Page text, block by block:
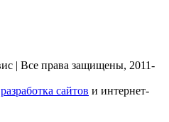
| Все права защищены, 2011-
разработка сайтов и интернет-